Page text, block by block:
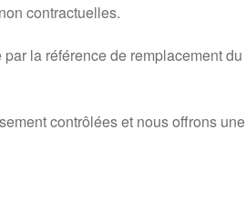
contractuelles.
la référence de remplacement du
contrôlées et nous offrons une